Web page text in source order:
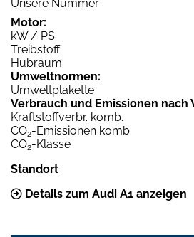
Unsere Nummer
Motor:
kW / PS
Treibstoff
Hubraum
Umweltnormen:
Umweltplakette
Verbrauch und Emissionen nach
Kraftstoffverbr. komb.
CO2-Emissionen komb.
CO2-Klasse
Standort
Details zum Audi A1 anzeigen